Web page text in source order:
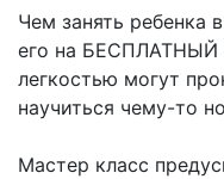
Чем занять ребенка
его на
легкостью могут
научиться чему-то
Мастер класс